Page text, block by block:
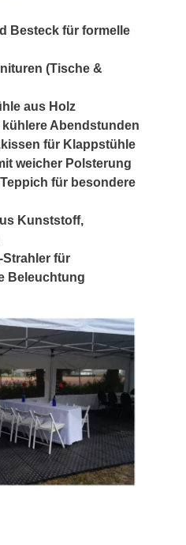
Besteck für formelle
(Tische &
aus Holz
kühlere Abendstunden
für Klappstühle
weicher Polsterung
für besondere
Kunststoff,
Strahler für
Beleuchtung